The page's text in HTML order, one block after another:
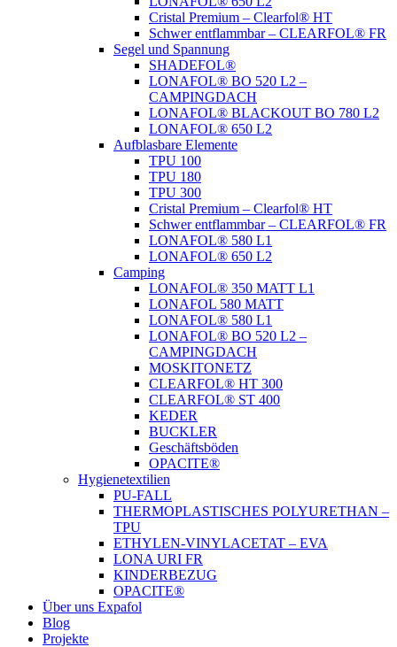
Cristal Premium – Clearfol® HT
Schwer entflammbar – CLEARFOL® FR
Segel und Spannung
SHADEFOL®
LONAFOL® BO 520 L2 –
CAMPINGDACH
LONAFOL® BLACKOUT BO 780 L2
LONAFOL® 650 L2
Aufblasbare Elemente
TPU 100
TPU 180
TPU 300
Cristal Premium – Clearfol® HT
Schwer entflammbar – CLEARFOL® FR
LONAFOL® 580 L1
LONAFOL® 650 L2
Camping
LONAFOL® 350 MATT L1
LONAFOL 580 MATT
LONAFOL® 580 L1
LONAFOL® BO 520 L2 –
CAMPINGDACH
MOSKITONETZ
CLEARFOL® HT 300
CLEARFOL® ST 400
KEDER
BUCKLER
Geschäftsböden
OPACITE®
Hygienetextilien
PU-FALL
THERMOPLASTISCHES POLYURETHAN –
TPU
ETHYLEN-VINYLACETAT – EVA
LONA URI FR
KINDERBEZUG
OPACITE®
Über uns Expafol
Blog
Projekte